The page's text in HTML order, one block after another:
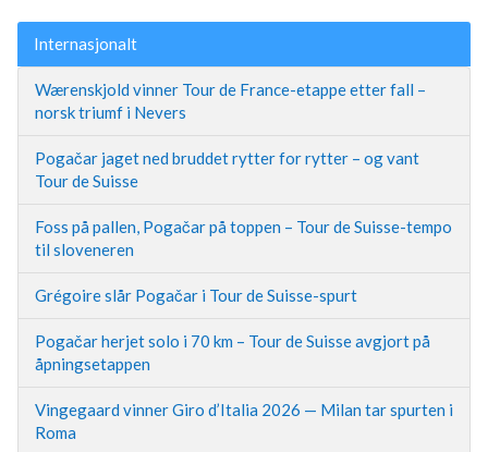
Internasjonalt
Wærenskjold vinner Tour de France-etappe etter fall –
norsk triumf i Nevers
Pogačar jaget ned bruddet rytter for rytter – og vant
Tour de Suisse
Foss på pallen, Pogačar på toppen – Tour de Suisse-tempo
til sloveneren
Grégoire slår Pogačar i Tour de Suisse-spurt
Pogačar herjet solo i 70 km – Tour de Suisse avgjort på
åpningsetappen
Vingegaard vinner Giro d’Italia 2026 — Milan tar spurten i
Roma